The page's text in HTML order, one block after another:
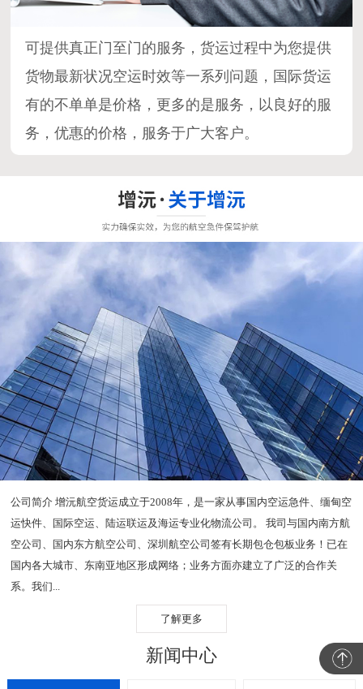
可提供真正门至门的服务，货运过程中为您提供
货物最新状况空运时效等一系列问题，国际货运
有的不单单是价格，更多的是服务，以良好的服
务，优惠的价格，服务于广大客户。
公司简介 增沅航空货运成立于2008年，是一家从事国内空运急件、缅甸空
运快件、国际空运、陆运联运及海运专业化物流公司。 我司与国内南方航
空公司、国内东方航空公司、深圳航空公司签有长期包仓包板业务！已在
国内各大城市、东南亚地区形成网络；业务方面亦建立了广泛的合作关
系。我们...
了解更多
新闻中心